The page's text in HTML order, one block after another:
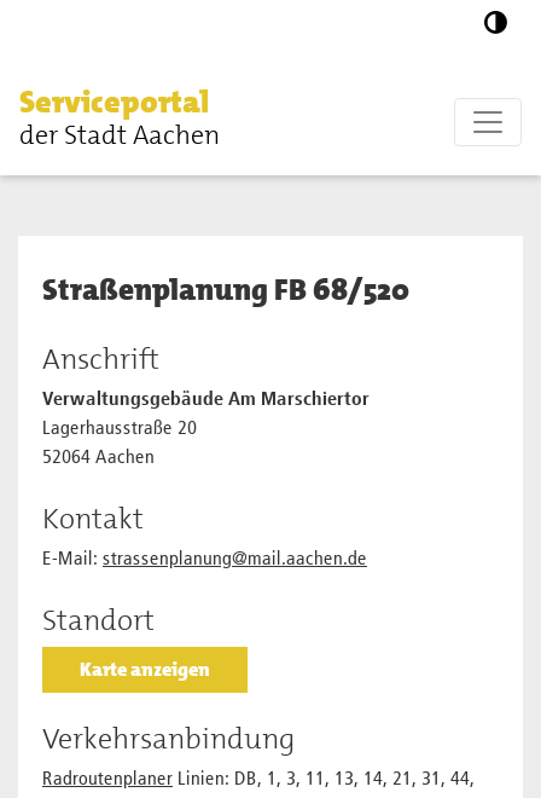
Serviceportal
der Stadt Aachen
Straßenplanung FB 68/520
Anschrift
Verwaltungsgebäude Am Marschiertor
Lagerhausstraße 20
52064 Aachen
Kontakt
E-Mail: strassenplanung@mail.aachen.de
Standort
Karte anzeigen
Verkehrsanbindung
Radroutenplaner Linien: DB, 1, 3, 11, 13, 14, 21, 31, 44,